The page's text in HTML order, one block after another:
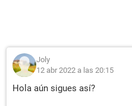
Joly
12 abr 2022 a las 20:15
Hola aún sigues así?